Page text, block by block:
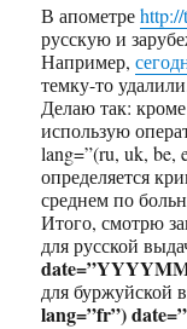
В апометре
русскую и
Например,
темку-то
Делаю так:
использую
lang=”(ru, uk, be,
определяется
среднем по
Итого, смотрю
для русской
для буржуйской
lang=”fr”)